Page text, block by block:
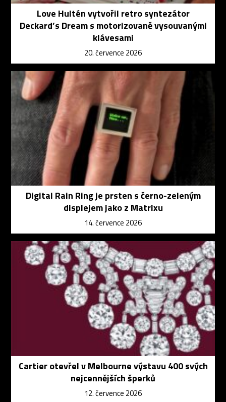
Love Hultén vytvořil retro syntezátor
Deckard’s Dream s motorizovaně vysouvanými
klávesami
20. července 2026
Digital Rain Ring je prsten s černo-zeleným
displejem jako z Matrixu
14. července 2026
Cartier otevřel v Melbourne výstavu 400 svých
nejcennějších šperků
12. července 2026